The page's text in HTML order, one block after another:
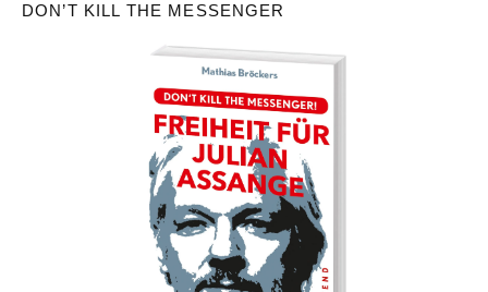
DON’T KILL THE MESSENGER